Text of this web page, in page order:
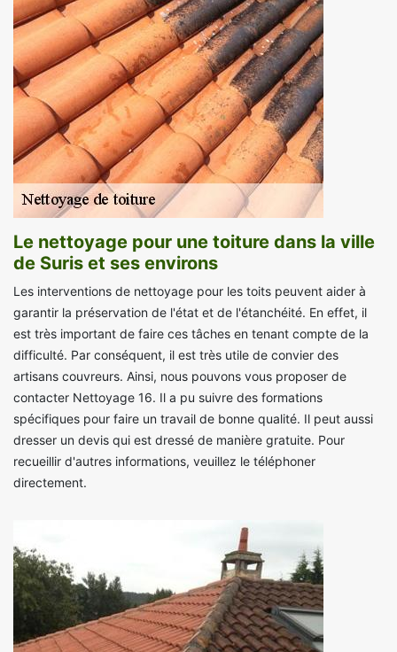
Le nettoyage pour une toiture dans la ville
de Suris et ses environs
Les interventions de nettoyage pour les toits peuvent aider à
garantir la préservation de l'état et de l'étanchéité. En effet, il
est très important de faire ces tâches en tenant compte de la
difficulté. Par conséquent, il est très utile de convier des
artisans couvreurs. Ainsi, nous pouvons vous proposer de
contacter Nettoyage 16. Il a pu suivre des formations
spécifiques pour faire un travail de bonne qualité. Il peut aussi
dresser un devis qui est dressé de manière gratuite. Pour
recueillir d'autres informations, veuillez le téléphoner
directement.